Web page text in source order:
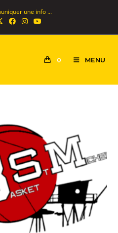
une info ...
0 MENU